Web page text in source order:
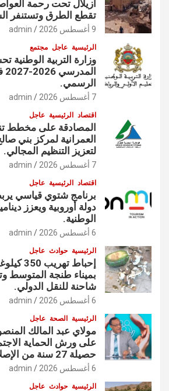
أزيلال تحت رحمة
تقطع الطرق وتستنفر
9 أغسطس 2026 admin
الرئيسية عاجل مجتمع
وزارة التربية الوطنية
الرسمي.
7 أغسطس 2026 admin
اقتصاد الرئيسية عاجل
المصادقة على مخطط
العمرانية لمركز بني
لتعزيز التنظيم المجالي.
7 أغسطس 2026 admin
اقتصاد الرئيسية عاجل
دولة أوروبية ويعزز
الوطنية.
6 أغسطس 2026 admin
الرئيسية حوادث عاجل
إحباط
بميناء طنجة المتوسط
شاحنة للنقل الدولي.
6 أغسطس 2026 admin
الرئيسية الصحة عاجل
مولاي عبد المالك
على ورش الحماية
حصيلة 27 سنة من الإصلاحات الصحية.
6 أغسطس 2026 admin
الرئيسية حوادث عاجل